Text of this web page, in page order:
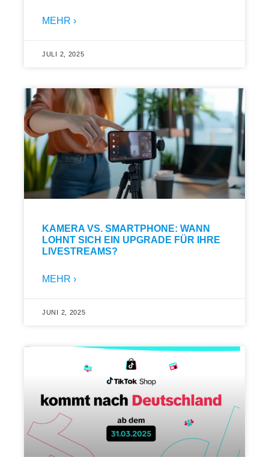
MEHR ›
JULI 2, 2025
KAMERA VS. SMARTPHONE: WANN
LOHNT SICH EIN UPGRADE FÜR IHRE
LIVESTREAMS?
MEHR ›
JUNI 2, 2025